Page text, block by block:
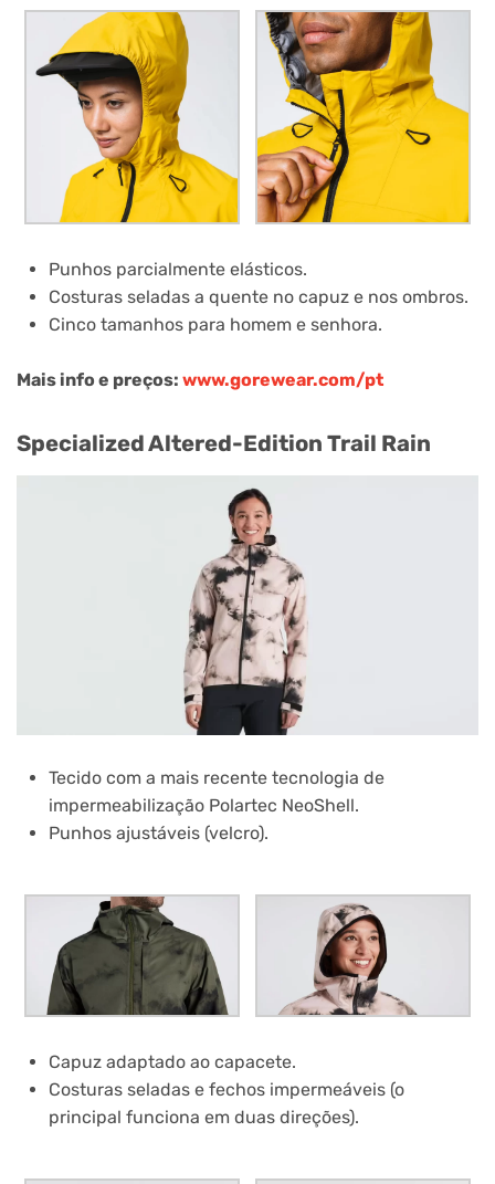
Punhos parcialmente elásticos.
Costuras seladas a quente no capuz e nos ombros.
Cinco tamanhos para homem e senhora.
Mais info e preços: www.gorewear.com/pt
Specialized Altered-Edition Trail Rain
Tecido com a mais recente tecnologia de
impermeabilização Polartec NeoShell.
Punhos ajustáveis (velcro).
Capuz adaptado ao capacete.
Costuras seladas e fechos impermeáveis ​​(o
principal funciona em duas direções).